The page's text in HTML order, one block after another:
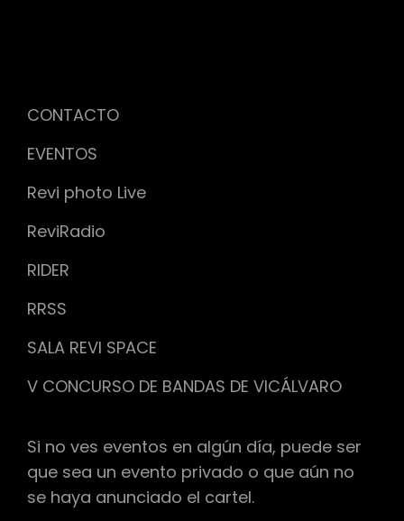
CONTACTO
EVENTOS
Revi photo Live
ReviRadio
RIDER
RRSS
SALA REVI SPACE
V CONCURSO DE BANDAS DE VICÁLVARO
Si no ves eventos en algún día, puede ser
que sea un evento privado o que aún no
se haya anunciado el cartel.